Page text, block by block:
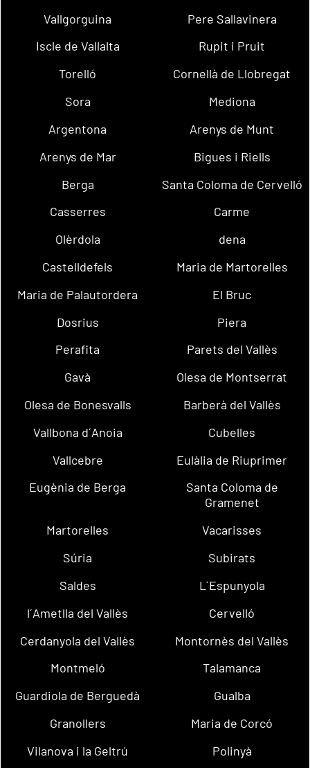
Vallgorguina
Pere Sallavinera
Iscle de Vallalta
Rupit i Pruit
Torelló
Cornellà de Llobregat
Sora
Mediona
Argentona
Arenys de Munt
Arenys de Mar
Bigues i Riells
Berga
Santa Coloma de Cervelló
Casserres
Carme
Olèrdola
dena
Castelldefels
Maria de Martorelles
Maria de Palautordera
El Bruc
Dosrius
Piera
Perafita
Parets del Vallès
Gavà
Olesa de Montserrat
Olesa de Bonesvalls
Barberà del Vallès
Vallbona d´Anoia
Cubelles
Vallcebre
Eulàlia de Riuprimer
Eugènia de Berga
Santa Coloma de
Gramenet
Martorelles
Vacarisses
Súria
Subirats
Saldes
L´Espunyola
l´Ametlla del Vallès
Cervelló
Cerdanyola del Vallès
Montornès del Vallès
Montmeló
Talamanca
Guardiola de Berguedà
Gualba
Granollers
Maria de Corcó
Vilanova i la Geltrú
Polinyà